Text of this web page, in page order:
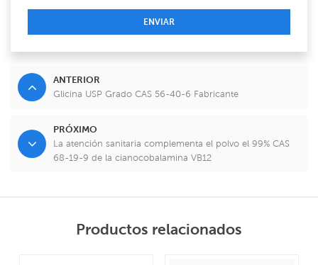
ENVIAR
ANTERIOR
Glicina USP Grado CAS 56-40-6 Fabricante
PRÓXIMO
La atención sanitaria complementa el polvo el 99% CAS
68-19-9 de la cianocobalamina VB12
Productos relacionados